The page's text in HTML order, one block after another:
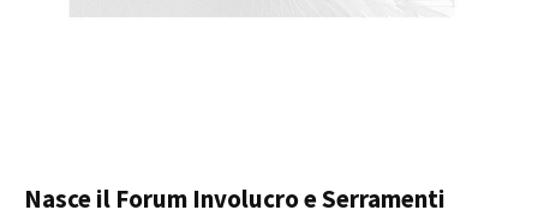
Nasce il Forum Involucro e Serramenti